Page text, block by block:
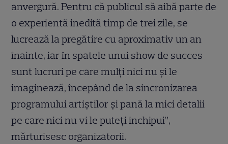
anvergură. Pentru că publicul să aibă parte de
o experientă inedită timp de trei zile, se
lucrează la pregătire cu aproximativ un an
înainte, iar în spatele unui show de succes
sunt lucruri pe care mulți nici nu și le
imaginează, începând de la sincronizarea
programului artiștilor și pană la mici detalii
pe care nici nu vi le puteți inchipui”,
mărturisesc organizatorii.